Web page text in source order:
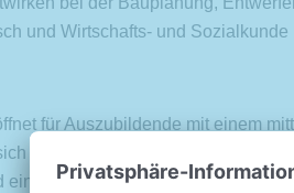
und Wirtschafts- und Sozialkunde
für Auszubildende mit einem
fachlich – über die
mehrwöchiges Praktikum im